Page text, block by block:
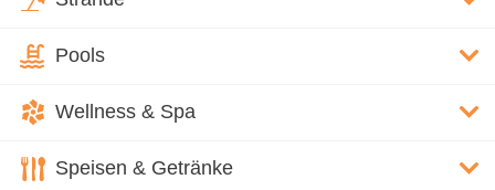
Pools
Wellness & Spa
Speisen & Getränke